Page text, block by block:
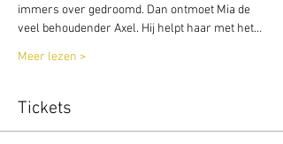
immers over gedroomd. Dan ontmoet Mia de
veel behoudender Axel. Hij helpt haar met het…
Meer lezen >
Tickets